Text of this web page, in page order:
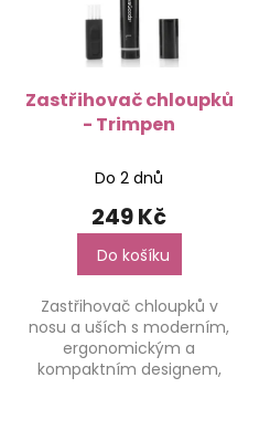
Zastřihovač chloupků
- Trimpen
Do 2 dnů
249 Kč
Do košíku
Zastřihovač chloupků v
nosu a uších s moderním,
ergonomickým a
kompaktním designem,